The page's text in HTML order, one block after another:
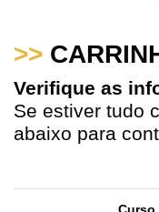
>>
Verifique as
Se estiver tudo
abaixo para
Curso